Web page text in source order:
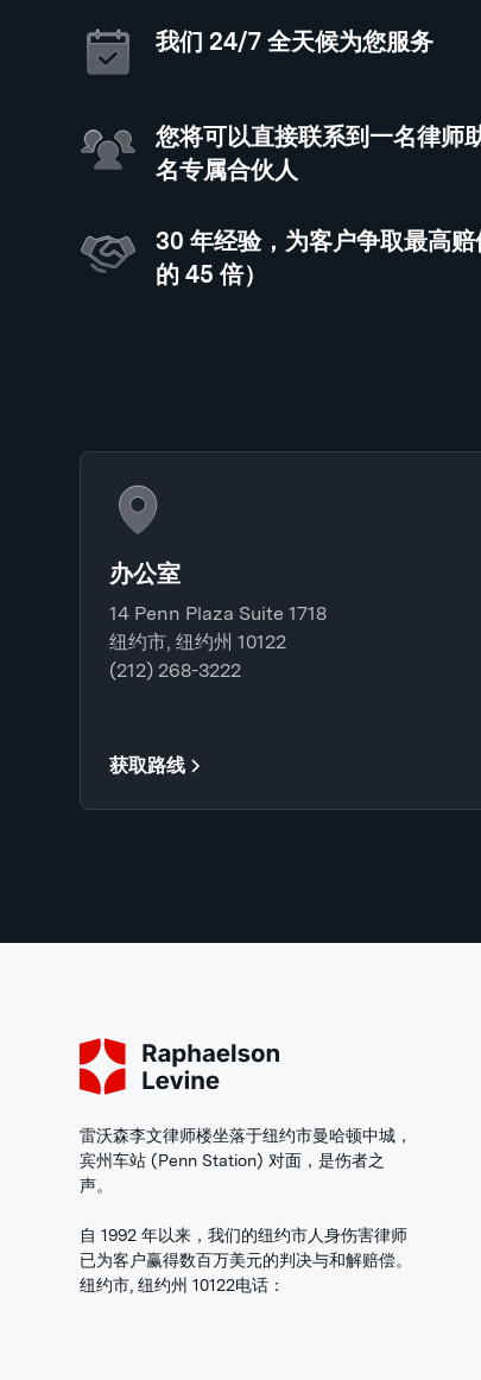
我们 24/7 全天候为您服务
您将可以直接联系到一名律师
名专属合伙人
30 年经验，为客户争取最高
的 45 倍）
办公室
14 Penn Plaza Suite 1718
纽约市, 纽约州 10122
(212) 268-3222
获取路线
雷沃森李文律师楼坐落于纽约市曼哈顿中城，
宾州车站 (Penn Station) 对面，是伤者之
声。
自 1992 年以来，我们的纽约市人身伤害律师
已为客户赢得数百万美元的判决与和解赔偿。
纽约市, 纽约州 10122电话：